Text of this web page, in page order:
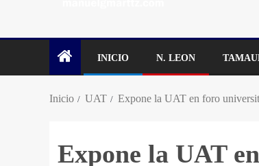
INICIO N. LEON
Inicio UAT Expone la UAT en foro
Expone la UAT